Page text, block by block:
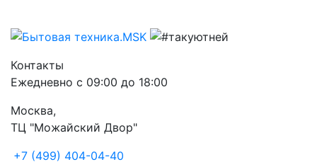
Контакты
Ежедневно с 09:00 до 18:00
Москва,
ТЦ "Можайский Двор"
+7 (499) 404-04-40